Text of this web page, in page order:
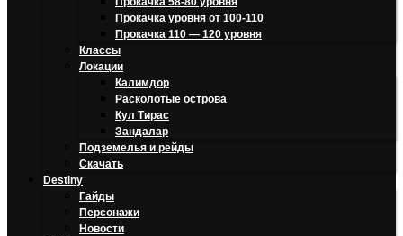
Прокачка уровня от 100-110
Прокачка 110 — 120 уровня
Классы
Локации
Калимдор
Расколотые острова
Кул Тирас
Зандалар
Подземелья и рейды
Скачать
Destiny
Гайды
Персонажи
Новости